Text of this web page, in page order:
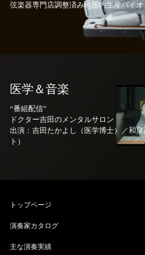
弦楽器専門店調整済み純国内生産バイオ
医学＆音楽
“番組配信”
ドクター吉田のメンタルサロン
出演：吉田たかよし（医学博士）／和
ト）
トップページ
演奏家カタログ
主な演奏実績